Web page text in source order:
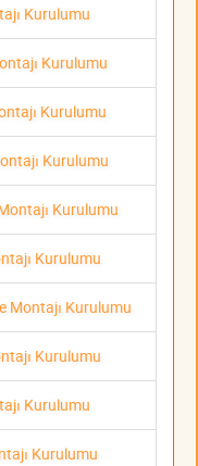
Kurulumu
Kurulumu
Kurulumu
Kurulumu
Kurulumu
Kurulumu
Montajı Kurulumu
Kurulumu
Kurulumu
Kurulumu